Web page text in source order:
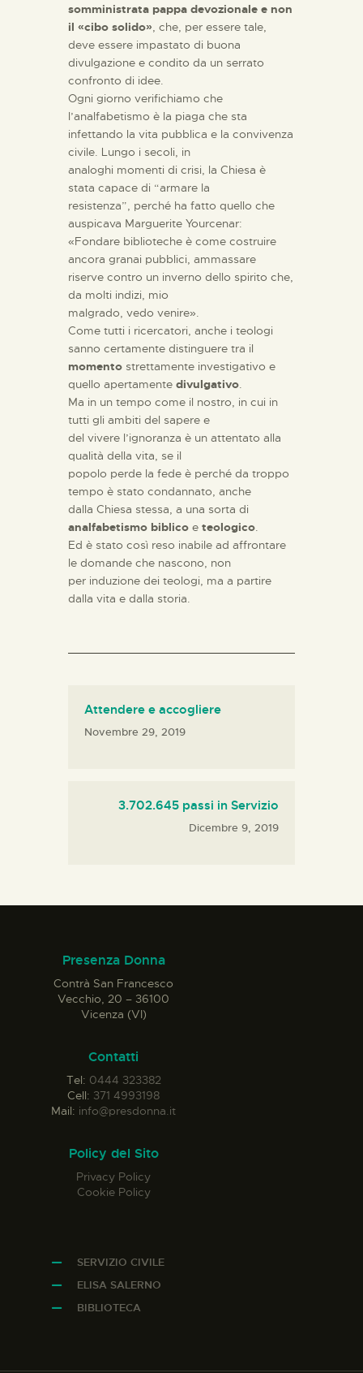
somministrata pappa devozionale e non
il «cibo solido», che, per essere tale,
deve essere impastato di buona
divulgazione e condito da un serrato
confronto di idee.
Ogni giorno verifichiamo che
l’analfabetismo è la piaga che sta
infettando la vita pubblica e la convivenza
civile. Lungo i secoli, in
analoghi momenti di crisi, la Chiesa è
stata capace di “armare la
resistenza”, perché ha fatto quello che
auspicava Marguerite Yourcenar:
«Fondare biblioteche è come costruire
ancora granai pubblici, ammassare
riserve contro un inverno dello spirito che,
da molti indizi, mio
malgrado, vedo venire».
Come tutti i ricercatori, anche i teologi
sanno certamente distinguere tra il
momento strettamente investigativo e
quello apertamente divulgativo.
Ma in un tempo come il nostro, in cui in
tutti gli ambiti del sapere e
del vivere l’ignoranza è un attentato alla
qualità della vita, se il
popolo perde la fede è perché da troppo
tempo è stato condannato, anche
dalla Chiesa stessa, a una sorta di
analfabetismo biblico e teologico.
Ed è stato così reso inabile ad affrontare
le domande che nascono, non
per induzione dei teologi, ma a partire
dalla vita e dalla storia.
Attendere e accogliere
Novembre 29, 2019
3.702.645 passi in Servizio
Dicembre 9, 2019
Presenza Donna
Contrà San Francesco
Vecchio, 20 – 36100
Vicenza (VI)
Contatti
Tel: 0444 323382
Cell: 371 4993198
Mail: info@presdonna.it
Policy del Sito
Privacy Policy
Cookie Policy
SERVIZIO CIVILE
ELISA SALERNO
BIBLIOTECA